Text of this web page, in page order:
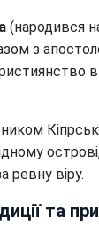
(народився
з
в
ревну віру.
та